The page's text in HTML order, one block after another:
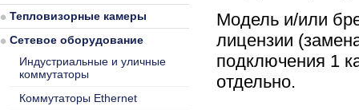
Модель и/или
лицензии
подключения 1
отдельно.
Тепловизорные камеры
Сетевое оборудование
Индустриальные и уличные
коммутаторы
Коммутаторы Ethernet